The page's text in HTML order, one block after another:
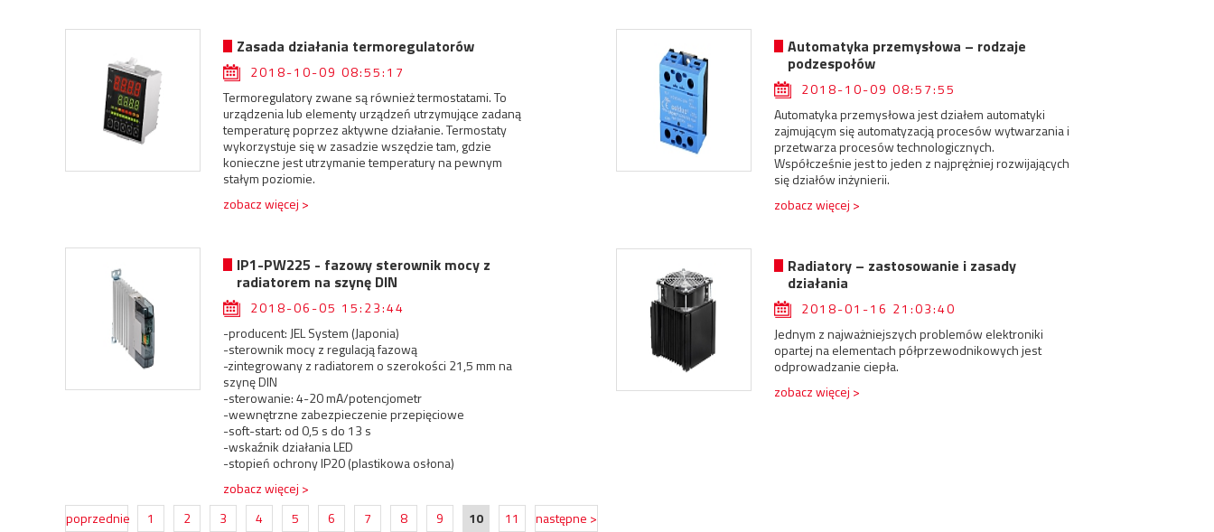
Zasada działania termoregulatorów
2018-10-09 08:55:17
Termoregulatory zwane są również termostatami. To
urządzenia lub elementy urządzeń utrzymujące zadaną
temperaturę poprzez aktywne działanie. Termostaty
wykorzystuje się w zasadzie wszędzie tam, gdzie
konieczne jest utrzymanie temperatury na pewnym
stałym poziomie.
zobacz więcej >
Automatyka przemysłowa – rodzaje
podzespołów
2018-10-09 08:57:55
Automatyka przemysłowa jest działem automatyki
zajmującym się automatyzacją procesów wytwarzania i
przetwarza procesów technologicznych.
Współcześnie jest to jeden z najprężniej rozwijających
się działów inżynierii.
zobacz więcej >
IP1-PW225 - fazowy sterownik mocy z
radiatorem na szynę DIN
2018-06-05 15:23:44
-producent: JEL System (Japonia)
-sterownik mocy z regulacją fazową
-zintegrowany z radiatorem o szerokości 21,5 mm na
szynę DIN
-sterowanie: 4-20 mA/potencjometr
-wewnętrzne zabezpieczenie przepięciowe
-soft-start: od 0,5 s do 13 s
-wskaźnik działania LED
-stopień ochrony IP20 (plastikowa osłona)
zobacz więcej >
Radiatory – zastosowanie i zasady
działania
2018-01-16 21:03:40
Jednym z najważniejszych problemów elektroniki
opartej na elementach półprzewodnikowych jest
odprowadzanie ciepła.
zobacz więcej >
poprzednie 1 2 3 4 5 6 7 8 9 10 11 następne >